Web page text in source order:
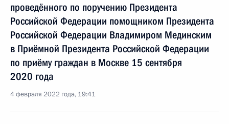
проведённого по поручению Президента
Российской Федерации помощником Президента
Российской Федерации Владимиром Мединским
в Приёмной Президента Российской Федерации
по приёму граждан в Москве 15 сентября
2020 года
4 февраля 2022 года, 19:41